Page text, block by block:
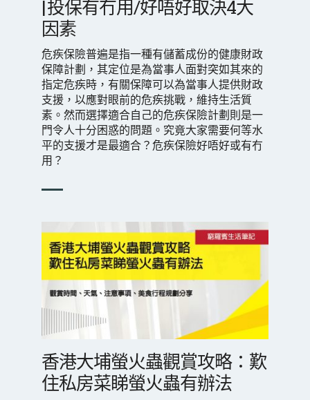
| 投保有冇用/好唔好取決4大
因素
危疾保險普遍是指一種有儲蓄成份的健康財政
保障計劃，其定位是為當事人面對突如其來的
指定危疾時，有關保障可以為當事人提供財政
支援，以應對眼前的危疾挑戰，維持生活質
素。然而選擇適合自己的危疾保險計劃則是一
門令人十分困惑的問題。究竟大家需要何等水
平的支援才是最適合？危疾保險好唔好或有冇
用？
香港大埔螢火蟲觀賞攻略：歎
住私房菜睇螢火蟲有辦法